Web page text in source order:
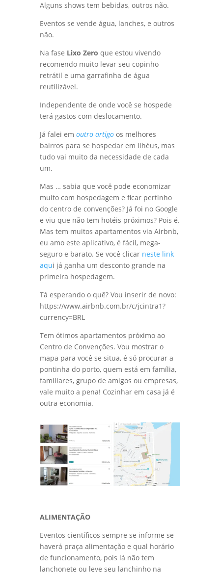
Eventos se vende água, lanches, e outros
Na faseLixo Zeroque estou vivendo
recomendo muito levar seu copinho
retrátil e uma garrafinha de água
Independente de onde você se hospede
Já falei emoutro artigoos melhores
bairros para se hospedar em Ilhéus, mas
tudo vai muito da necessidade de cada
Mas … sabia que você pode economizar
muito com hospedagem e ficar pertinho
do centro de convenções? Já foi no Google
e viu que não tem hotéis próximos? Pois é.
Mas tem muitos apartamentos via Airbnb,
eu amo este aplicativo, é fácil, mega-
seguro e barato. Se você clicarneste link
aqui já ganha um desconto grande na
Tá esperando o quê? Vou inserir de novo:
https://www.airbnb.com.br/c/jcintra1?
Tem ótimos apartamentos próximo ao
Centro de Convenções. Vou mostrar o
mapa para você se situa, é só procurar a
pontinha do porto, quem está em família,
familiares, grupo de amigos ou empresas,
vale muito a pena! Cozinhar em casa já é
Eventos científicos sempre se informe se
haverá praça alimentação e qual horário
de funcionamento, pois lá não tem